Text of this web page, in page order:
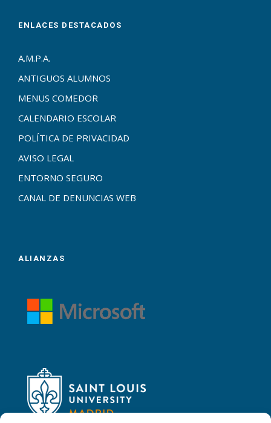
ENLACES DESTACADOS
A.M.P.A.
ANTIGUOS ALUMNOS
MENUS COMEDOR
CALENDARIO ESCOLAR
POLÍTICA DE PRIVACIDAD
AVISO LEGAL
ENTORNO SEGURO
CANAL DE DENUNCIAS WEB
ALIANZAS